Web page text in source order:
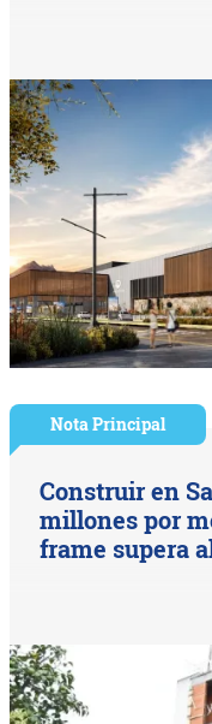
Nota Principal
Construir en
millones por
frame supera